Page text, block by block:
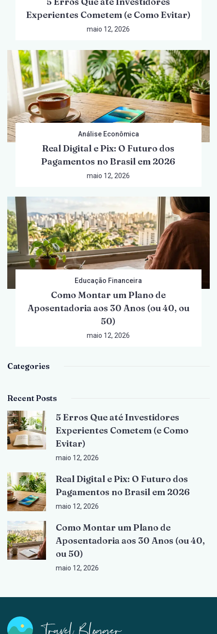
Experientes Cometem (e Como Evitar)
maio 12, 2026
Análise Econômica
Real Digital e Pix: O Futuro dos
Pagamentos no Brasil em 2026
maio 12, 2026
Educação Financeira
Como Montar um Plano de
Aposentadoria aos 30 Anos (ou 40, ou
50)
maio 12, 2026
Categories
Recent Posts
5 Erros Que até Investidores
Experientes Cometem (e Como
Evitar)
maio 12, 2026
Real Digital e Pix: O Futuro dos
Pagamentos no Brasil em 2026
maio 12, 2026
Como Montar um Plano de
Aposentadoria aos 30 Anos (ou 40,
ou 50)
maio 12, 2026